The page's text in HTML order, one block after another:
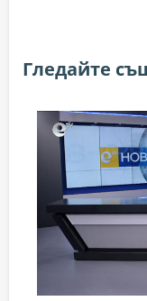
Гледайте